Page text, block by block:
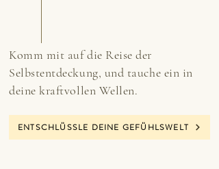
Komm mit auf die Reise der
Selbstentdeckung, und tauche ein in
deine kraftvollen Wellen.
ENTSCHLÜSSLE DEINE GEFÜHLSWELT